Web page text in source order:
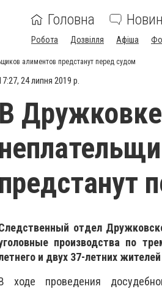
Головна
Робота Дозвілля Афіша
алиментов предстанут перед судом
24 липня 2019 р.
В
предстанут
отдел
производства по
и двух 37-летних
ходе проведения